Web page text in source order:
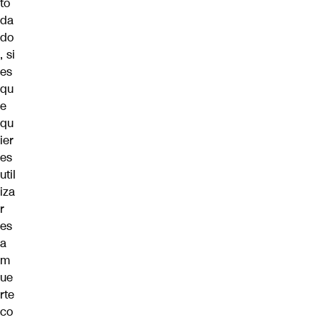
da
do
, si
es
qu
e
qu
ier
es
util
iza
r
es
a
m
ue
rte
co